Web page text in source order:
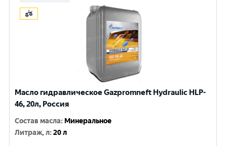
Масло гидравлическое Gazpromneft Hydraulic HLP-
46, 20л, Россия
Состав масла: Минеральное
Литраж, л:20 л